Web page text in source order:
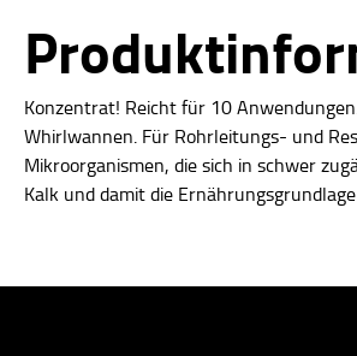
Konzentrat! Reicht für 10
Whirlwannen. Für Rohrleitungs- und
Mikroorganismen, die sich in schwer
Kalk und damit die